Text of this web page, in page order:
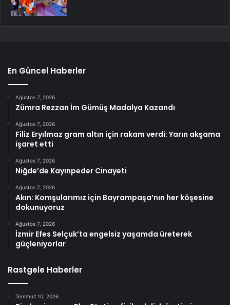
En Güncel Haberler
Ağustos 7, 2026
Zümra Rezzan İm Gümüş Madalya Kazandı
Ağustos 7, 2026
Filiz Eryılmaz gram altın için rakam verdi: Yarın akşama
işaret etti
Ağustos 7, 2026
Niğde’de Kayınpeder Cinayeti
Ağustos 7, 2026
Akın: Komşularımız için Bayrampaşa’nın her köşesine
dokunuyoruz
Ağustos 7, 2026
İzmir Efes Selçuk’ta engelsiz yaşamda üreterek
güçleniyorlar
Rastgele Haberler
Temmuz 10, 2026